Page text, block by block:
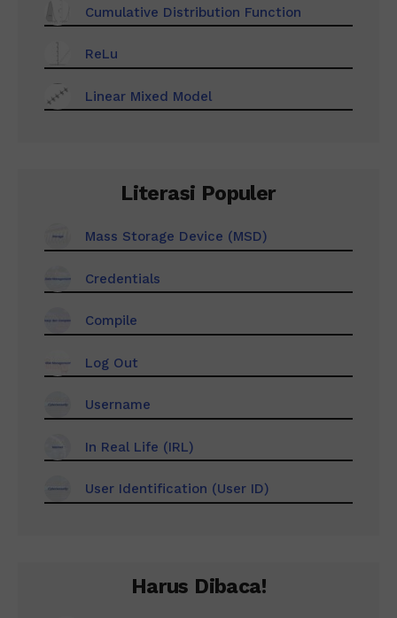
Cumulative Distribution Function
ReLu
Linear Mixed Model
Literasi Populer
Mass Storage Device (MSD)
Credentials
Compile
Log Out
Username
In Real Life (IRL)
User Identification (User ID)
Harus Dibaca!